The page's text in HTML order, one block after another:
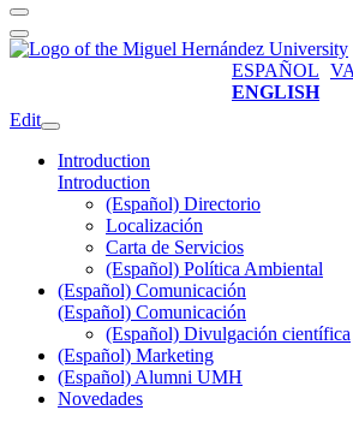
ESPAÑOL
ENGLISH
Edit
Introduction
Introduction
(Español) Directorio
Localización
Carta de Servicios
(Español) Política Ambiental
(Español) Comunicación
(Español) Comunicación
(Español) Divulgación científica
(Español) Marketing
(Español) Alumni UMH
Novedades